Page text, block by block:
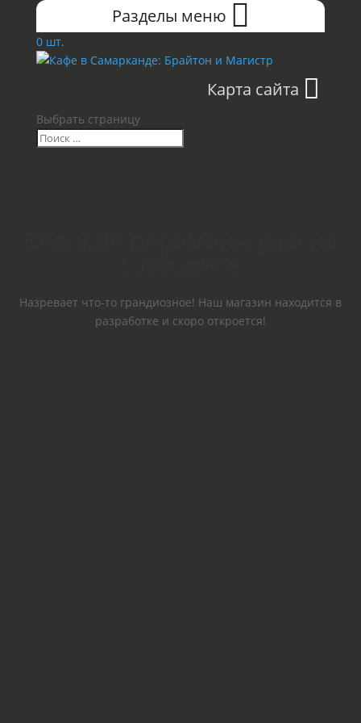
Разделы меню
0 шт.
Карта сайта
Выбрать страницу
Назревает что-то грандиозное! Наш магазин находится в
разработке и скоро откроется!